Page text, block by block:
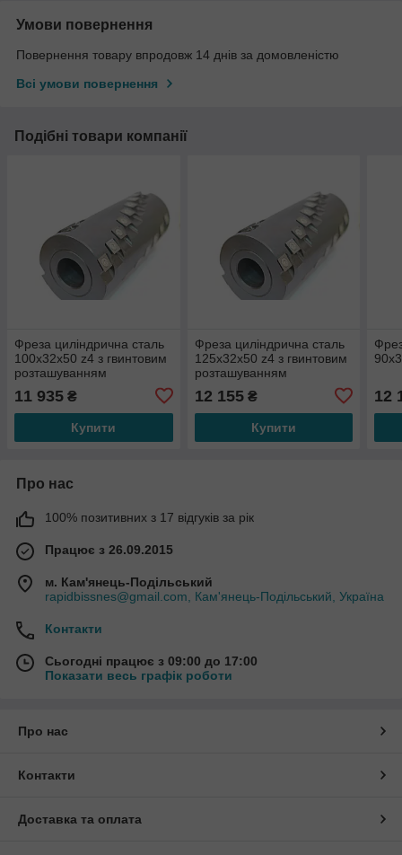
Умови повернення
Повернення товару впродовж 14 днів за домовленістю
Всі умови повернення
Подібні товари компанії
Фреза циліндрична сталь
100х32х50 z4 з гвинтовим
розташуванням
11 935 ₴
Купити
Фреза циліндрична сталь
125х32х50 z4 з гвинтовим
розташуванням
12 155₴
Купити
12
Про нас
100% позитивних з 17 відгуків за рік
Працює з 26.09.2015
м. Кам'янець-Подільський
rapidbissnes@gmail.com, Кам'янець-Подільський, Україна
Контакти
Сьогодні працює з 09:00 до 17:00
Показати весь графік роботи
Про нас
Контакти
Доставка та оплата